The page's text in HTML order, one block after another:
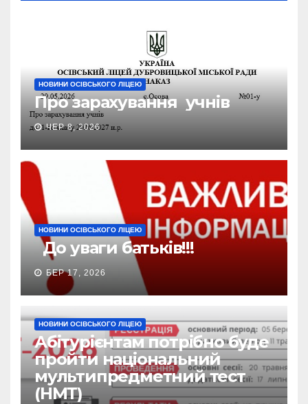
НОВИНИ ОСІВСЬКОГО ЛІЦЕЮ
Про зарахування учнів
ЧЕР 8, 2026
НОВИНИ ОСІВСЬКОГО ЛІЦЕЮ
До уваги батьків!!!
БЕР 17, 2026
НОВИНИ ОСІВСЬКОГО ЛІЦЕЮ
Абітурієнтам потрібно буде
пройти національний
мультипредметний тест
(НМТ)